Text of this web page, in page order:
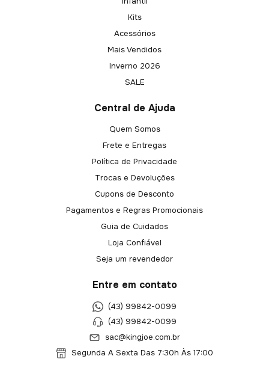
Kits
Acessórios
Mais Vendidos
Inverno 2026
SALE
Central de Ajuda
Quem Somos
Frete e Entregas
Política de Privacidade
Trocas e Devoluções
Cupons de Desconto
Pagamentos e Regras Promocionais
Guia de Cuidados
Loja Confiável
Seja um revendedor
Entre em contato
(43) 99842-0099
(43) 99842-0099
sac@kingjoe.com.br
Segunda A Sexta Das 7:30h Às 17:00